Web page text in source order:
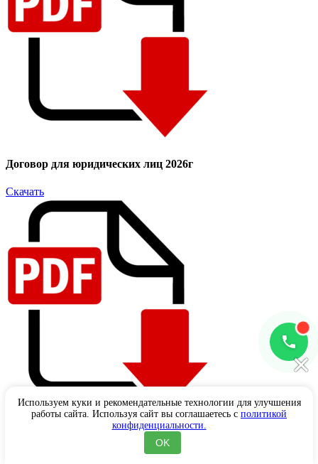
Договор для юридических лиц 2026г
Скачать
Договор на санитарную обработку 2026г
×
Используем куки и рекомендательные технологии для улучшения
работы сайта. Используя сайт вы соглашаетесь с политикой
конфиденциальности.
OK